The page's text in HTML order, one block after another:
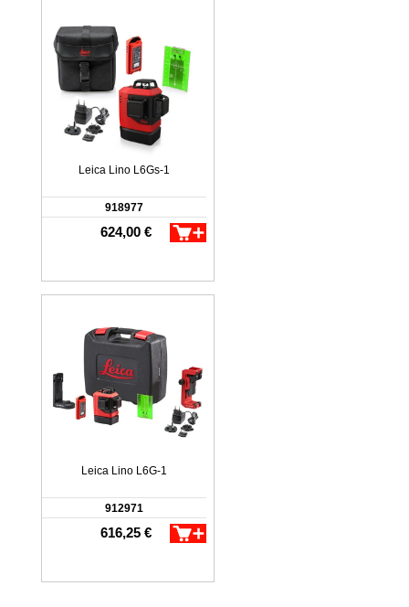
Leica Lino L6Gs-1
918977
624,00 €
Leica Lino L6G-1
912971
616,25 €